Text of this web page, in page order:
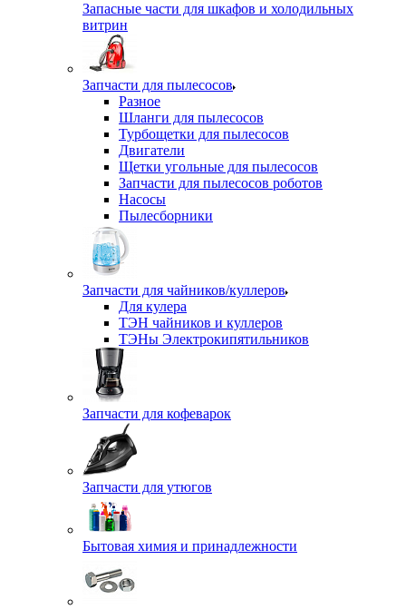
Запасные части для шкафов и холодильных
витрин
Запчасти для пылесосов
Разное
Шланги для пылесосов
Турбощетки для пылесосов
Двигатели
Щетки угольные для пылесосов
Запчасти для пылесосов роботов
Насосы
Пылесборники
Запчасти для чайников/куллеров
Для кулера
ТЭН чайников и куллеров
ТЭНы Электрокипятильников
Запчасти для кофеварок
Запчасти для утюгов
Бытовая химия и принадлежности